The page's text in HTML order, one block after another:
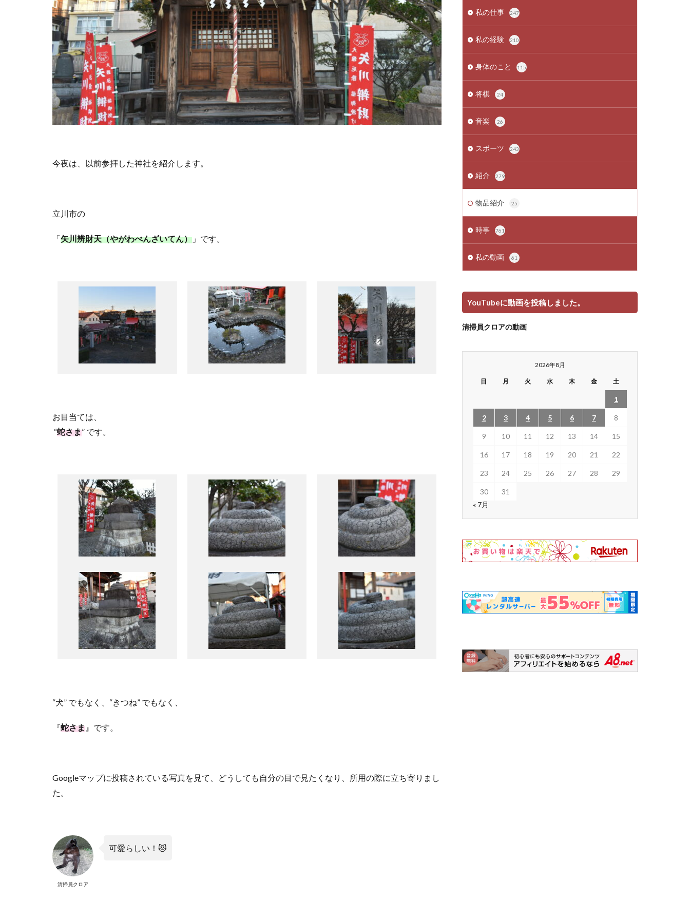
今夜は、以前参拝した神社を紹介します。
立川市の
「矢川辨財天（やがわべんざいてん） 」です。
お目当ては、
“蛇さま” です。
“犬” でもなく、 “きつね” でもなく、
『蛇さま 』です。
Googleマップに投稿されている写真を見て、どうしても自分の目で見たくなり、所用の際に立ち寄りまし
た。
清掃員クロア
可愛らしい！ 😻
私の仕事 247
私の経験 210
身体のこと 115
将棋 24
音楽 26
スポーツ 243
紹介 279
物品紹介 25
時事 761
私の動画 61
YouTubeに動画を投稿しました。
清掃員クロアの動画
2026年8月
日 月 火 水 木 金 土
1
2 3 4 5 6 7 8
9 10 11 12 13 14 15
16 17 18 19 20 21 22
23 24 25 26 27 28 29
30
31
« 7月